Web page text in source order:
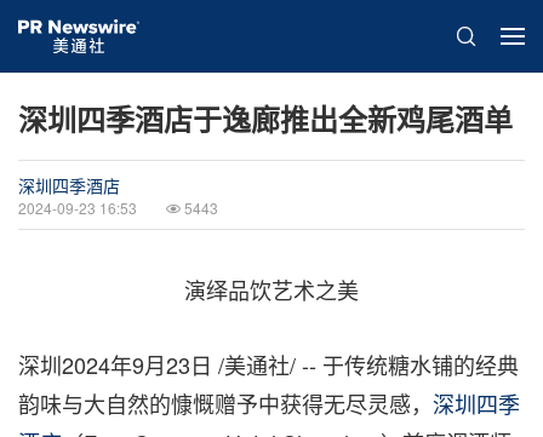
深圳四季酒店于逸廊推出全新鸡尾酒单
深圳四季酒店
2024-09-23 16:53 5443
演绎品饮艺术之美
深圳2024年9月23日 /美通社/ -- 于传统糖水铺的经典
韵味与大自然的慷慨赠予中获得无尽灵感， 深圳四季